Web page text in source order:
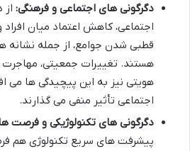
دگرگونی های اجتماعی و فرهنگی:
اجتماعی، کاهش اعتماد میان افراد
قطبی شدن جوامع، از جمله نشانه
هستند. تغییرات جمعیتی،
هویتی نیز به این پیچیدگی ها می
اجتماعی تأثیر منفی می گذارند.
دگرگونی های تکنولوژیکی و فرصت
پیشرفت های سریع تکنولوژی هم